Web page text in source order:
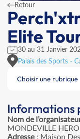
Retour
Elite
30 au 31 Janvier
Palais des Sports -
Choisir une rubrique
Informations
Nom de
MONDEVILLE
Adresse: Maison